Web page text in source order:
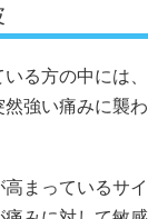
る方の中には
強い痛みに襲
まっているサ